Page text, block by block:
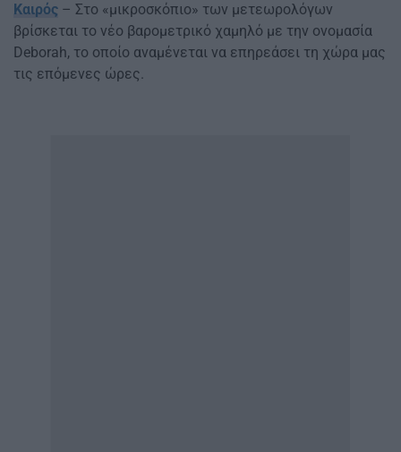
Καιρός – Στο «μικροσκόπιο» των μετεωρολόγων
βρίσκεται το νέο βαρομετρικό χαμηλό με την ονομασία
Deborah, το οποίο αναμένεται να επηρεάσει τη χώρα μας
τις επόμενες ώρες.